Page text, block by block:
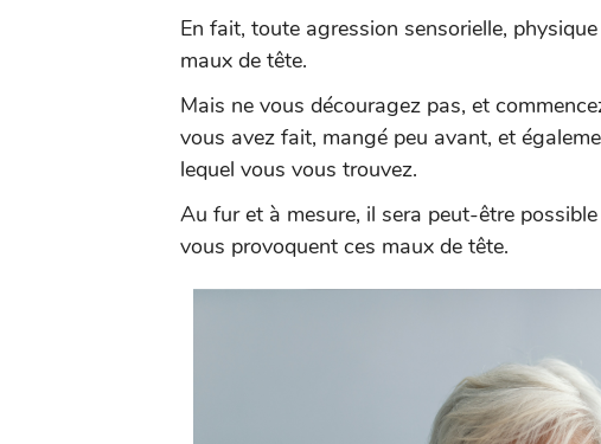
En fait, toute agression sensorielle,
maux de tête.
Mais ne vous découragez pas, et
vous avez fait, mangé peu avant, et
lequel vous vous trouvez.
Au fur et à mesure, il sera peut-être
vous provoquent ces maux de tête.